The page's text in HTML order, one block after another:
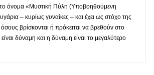
όνομα «Μυστική Πύλη (Υποβοηθούμενη
– κυρίως γυναίκες – και έχει ως στόχο της
βρίσκονται ή πρόκειται να βρεθούν στο
δύναμη και η δύναμη είναι το μεγαλύτερο